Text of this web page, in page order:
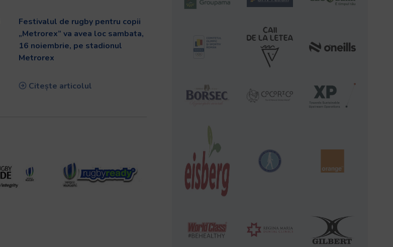
Festivalul de rugby pentru copii
„Metrorex” va avea loc sambata,
16 noiembrie, pe stadionul
Metrorex
Citește articolul